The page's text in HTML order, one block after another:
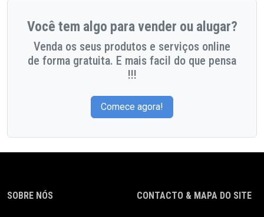
Você tem algo para vender ou alugar?
Venda os seus produtos e serviços online
de forma gratuita. E mais facil do que pensa
!!!
Comece agora!
SOBRE NÓS CONTACTO & MAPA DO SITE